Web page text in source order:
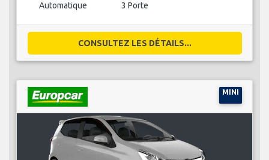
Automatique 3 Porte
CONSULTEZ LES DÉTAILS...
MINI